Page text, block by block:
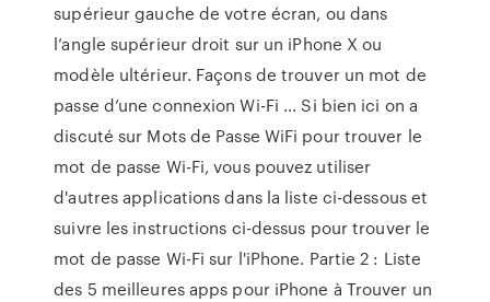
supérieur gauche de votre écran, ou dans
l’angle supérieur droit sur un iPhone X ou
modèle ultérieur. Façons de trouver un mot de
passe d’une connexion Wi-Fi ... Si bien ici on a
discuté sur Mots de Passe WiFi pour trouver le
mot de passe Wi-Fi, vous pouvez utiliser
d'autres applications dans la liste ci-dessous et
suivre les instructions ci-dessus pour trouver le
mot de passe Wi-Fi sur l'iPhone. Partie 2 : Liste
des 5 meilleures apps pour iPhone à Trouver un